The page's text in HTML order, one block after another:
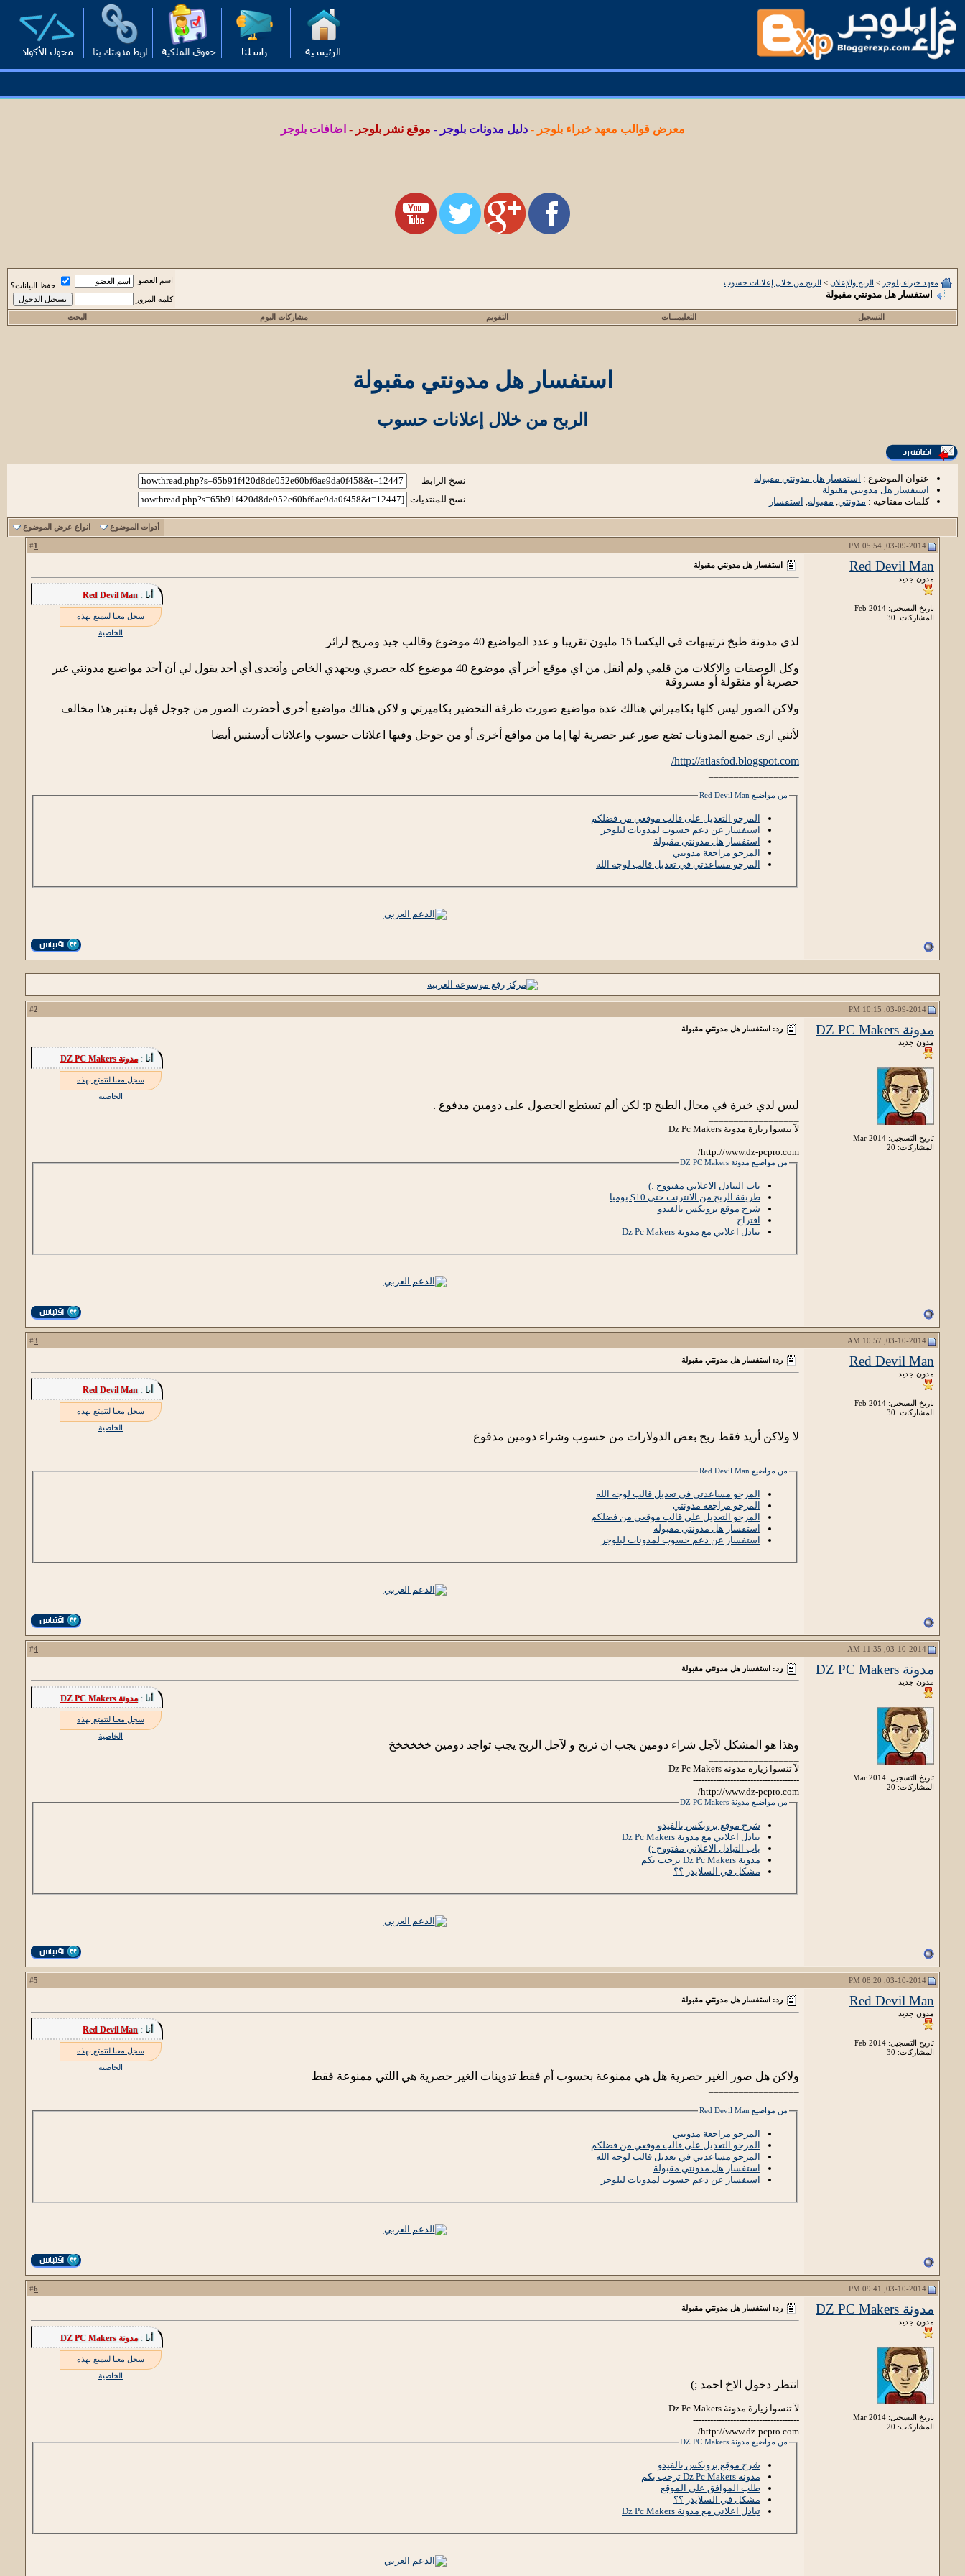
معرض قوالب معهد خبراء بلوجر -دليل مدونات بلوجر - موقع نشر بلوجر - اضافات بلوجر
معهد خبراء بلوجر > الربح والإعلان > الربح من خلال إعلانات حسوب
استفسار هل مدونتي مقبولة
اسم العضو
حفظ البيانات؟
كلمة المرور
التسجيل التعليمـــات التقويم مشاركات اليوم البحث
استفسار هل مدونتي مقبولة
الربح من خلال إعلانات حسوب
عنوان الموضوع : استفسار هل مدونتي مقبولة
استفسار هل مدونتي مقبولة
كلمات مفتاحية : مدونتي, مقبولة, استفسار
نسخ الرابط
نسخ للمنتديات
أدوات الموضوع انواع عرض الموضوع
1
Red Devil Man
مدون جديد
تاريخ التسجيل: Feb 2014
المشاركات: 30
استفسار هل مدونتي مقبولة
أنا :Red Devil Man
سجل معنا لتتمتع بهذه
الخاصية
لدي مدونة طبخ ترتيبهات في اليكسا 15 مليون تقريبا و عدد المواضيع 40 موضوع وقالب جيد ومريح لزائر
وكل الوصفات والاكلات من قلمي ولم أنقل من اي موقع أخر أي موضوع 40 موضوع كله حصري وبجهدي الخاص وأتحدى أي أحد يقول لي أن أحد مواضيع مدونتي غير
حصرية أو منقولة أو مسروقة
ولاكن الصور ليس كلها بكاميراتي هنالك عدة مواضيع صورت طرقة التحضير بكاميرتي و لاكن هنالك مواضيع أخرى أحضرت الصور من جوجل فهل يعتبر هذا مخالف
لأنني ارى جميع المدونات تضع صور غير حصرية لها إما من مواقع أخرى أو من جوجل وفيها اعلانات حسوب واعلانات أدسنس أيضا
http://atlasfod.blogspot.com/
من مواضيع Red Devil Man
المرجو التعديل على قالب موقعي من فضلكم
استفسار عن دعم حسوب لمدونات لبلوجر
استفسار هل مدونتي مقبولة
المرجو مراجعة مدونتي
المرجو مساعدتي في تعديل قالب لوجه الله
2
مدونة DZ PC Makers
مدون جديد
تاريخ التسجيل: Mar 2014
المشاركات: 20
رد: استفسار هل مدونتي مقبولة
أنا :مدونة DZ PC Makers
سجل معنا لتتمتع بهذه
الخاصية
ليس لدي خبرة في مجال الطبخ p: لكن ألم تستطع الحصول على دومين مدفوع .
لآ تنسوا زيارة مدونة Dz Pc Makers
-------------------------------------
http://www.dz-pcpro.com/
من مواضيع مدونة DZ PC Makers
باب التبادل الاعلاني مفتووح :)
طريقة الربح من الانترنت حتى 10$ يوميا
شرح موقع بروبكس بالفيدو
اقتراح
تبادل اعلاني مع مدونة Dz Pc Makers
3
Red Devil Man
مدون جديد
تاريخ التسجيل: Feb 2014
المشاركات: 30
رد: استفسار هل مدونتي مقبولة
أنا :Red Devil Man
سجل معنا لتتمتع بهذه
الخاصية
لا ولاكن أريد فقط ربح بعض الدولارات من حسوب وشراء دومين مدفوع
من مواضيع Red Devil Man
المرجو مساعدتي في تعديل قالب لوجه الله
المرجو مراجعة مدونتي
المرجو التعديل على قالب موقعي من فضلكم
استفسار هل مدونتي مقبولة
استفسار عن دعم حسوب لمدونات لبلوجر
4
مدونة DZ PC Makers
مدون جديد
تاريخ التسجيل: Mar 2014
المشاركات: 20
رد: استفسار هل مدونتي مقبولة
أنا :مدونة DZ PC Makers
سجل معنا لتتمتع بهذه
الخاصية
وهذا هو المشكل لآجل شراء دومين يجب ان تربح و لآجل الربح يجب تواجد دومين خخخخخخ
لآ تنسوا زيارة مدونة Dz Pc Makers
-------------------------------------
http://www.dz-pcpro.com/
من مواضيع مدونة DZ PC Makers
شرح موقع بروبكس بالفيدو
تبادل اعلاني مع مدونة Dz Pc Makers
باب التبادل الاعلاني مفتووح :)
مدونة Dz Pc Makers ترحب بكم
مشكل في السلايدر ؟؟
5
Red Devil Man
مدون جديد
تاريخ التسجيل: Feb 2014
المشاركات: 30
رد: استفسار هل مدونتي مقبولة
أنا :Red Devil Man
سجل معنا لتتمتع بهذه
الخاصية
ولاكن هل صور الغير حصرية هل هي ممنوعة بحسوب أم فقط تدوينات الغير حصرية هي اللتي ممنوعة فقط
من مواضيع Red Devil Man
المرجو مراجعة مدونتي
المرجو التعديل على قالب موقعي من فضلكم
المرجو مساعدتي في تعديل قالب لوجه الله
استفسار هل مدونتي مقبولة
استفسار عن دعم حسوب لمدونات لبلوجر
6
مدونة DZ PC Makers
مدون جديد
تاريخ التسجيل: Mar 2014
المشاركات: 20
رد: استفسار هل مدونتي مقبولة
أنا :مدونة DZ PC Makers
سجل معنا لتتمتع بهذه
الخاصية
انتظر دخول الاخ احمد ;)
لآ تنسوا زيارة مدونة Dz Pc Makers
-------------------------------------
http://www.dz-pcpro.com/
من مواضيع مدونة DZ PC Makers
شرح موقع بروبكس بالفيدو
مدونة Dz Pc Makers ترحب بكم
طلب الموافق على الموقع
مشكل في السلايدر ؟؟
تبادل اعلاني مع مدونة Dz Pc Makers